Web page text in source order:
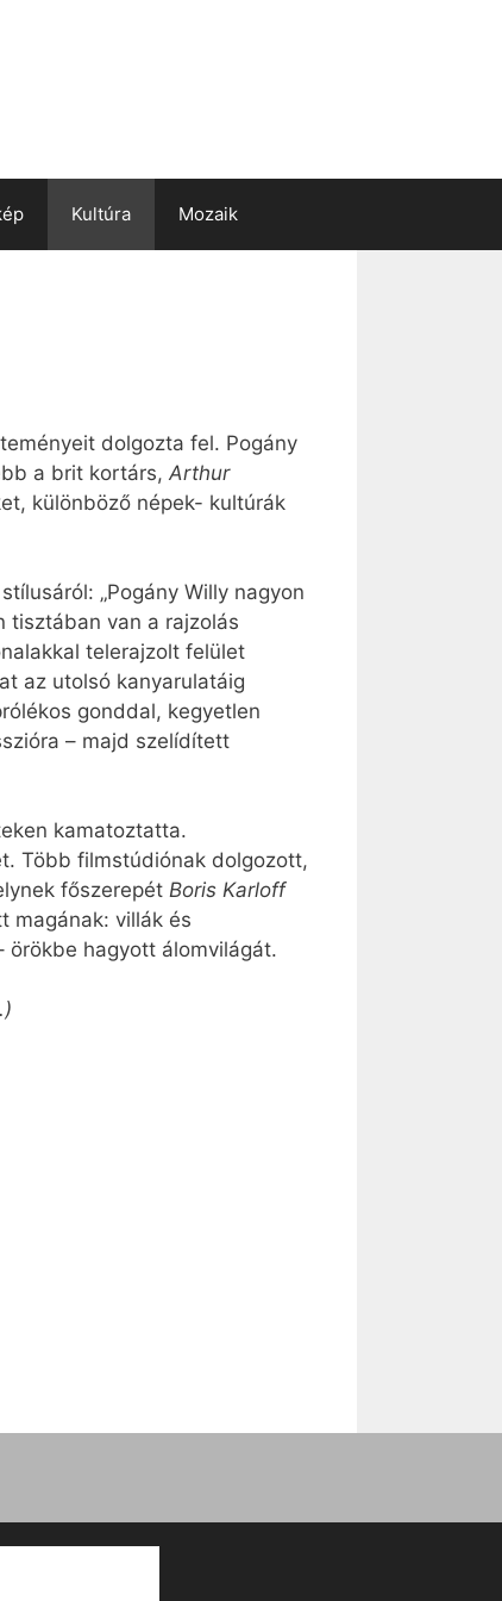
Kultúra Mozaik
dolgozta fel. Pogány
a brit kortárs, Arthur
különböző népek- kultúrák
„Pogány Willy nagyon
tisztában van a rajzolás
telerajzolt felület
az utolsó kanyarulatáig
gonddal, kegyetlen
– majd szelídített
kamatoztatta.
Több filmstúdiónak dolgozott,
főszerepét Boris Karloff
magának: villák és
örökbe hagyott álomvilágát.